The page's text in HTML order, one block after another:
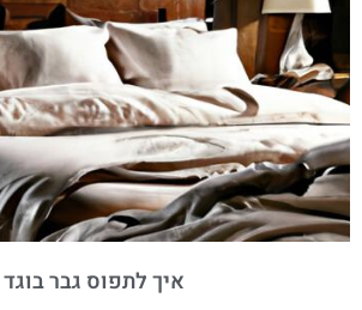
איך לתפוס גבר בוגד